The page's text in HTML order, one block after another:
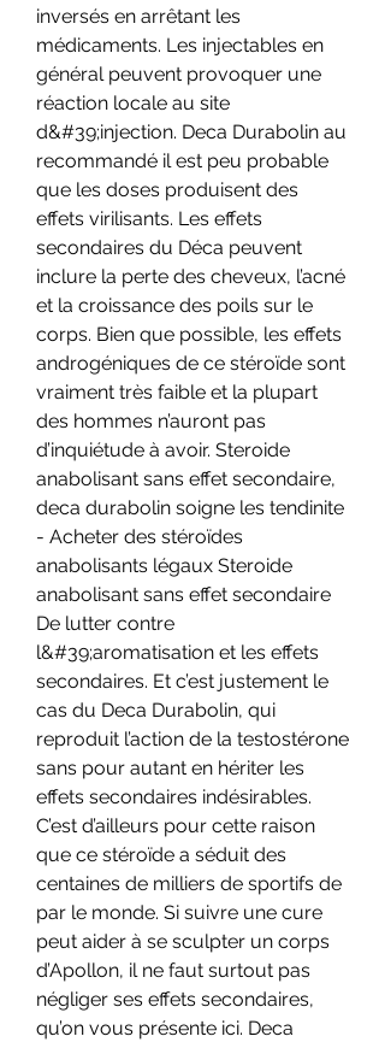
inversés en arrêtant les
médicaments. Les injectables en
général peuvent provoquer une
réaction locale au site
d&#39;injection. Deca Durabolin au
recommandé il est peu probable
que les doses produisent des
effets virilisants. Les effets
secondaires du Déca peuvent
inclure la perte des cheveux, l’acné
et la croissance des poils sur le
corps. Bien que possible, les effets
androgéniques de ce stéroïde sont
vraiment très faible et la plupart
des hommes n’auront pas
d’inquiétude à avoir. Steroide
anabolisant sans effet secondaire,
deca durabolin soigne les tendinite
- Acheter des stéroïdes
anabolisants légaux Steroide
anabolisant sans effet secondaire
De lutter contre
l&#39;aromatisation et les effets
secondaires. Et c’est justement le
cas du Deca Durabolin, qui
reproduit l’action de la testostérone
sans pour autant en hériter les
effets secondaires indésirables.
C’est d’ailleurs pour cette raison
que ce stéroïde a séduit des
centaines de milliers de sportifs de
par le monde. Si suivre une cure
peut aider à se sculpter un corps
d’Apollon, il ne faut surtout pas
négliger ses effets secondaires,
qu’on vous présente ici. Deca